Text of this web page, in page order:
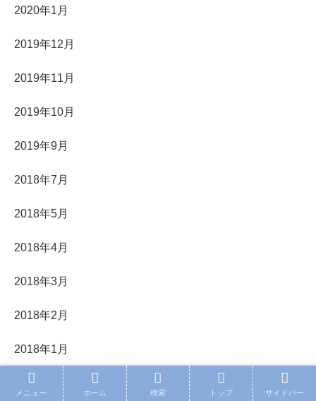
2020年1月
2019年12月
2019年11月
2019年10月
2019年9月
2018年7月
2018年5月
2018年4月
2018年3月
2018年2月
2018年1月
最近の投稿
メニュー ホーム 検索 トップ サイドバー